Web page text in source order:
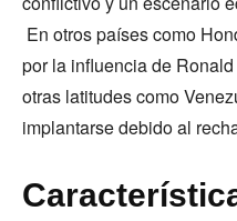
En otros países como
por la influencia de
otras latitudes como
implantarse debido al